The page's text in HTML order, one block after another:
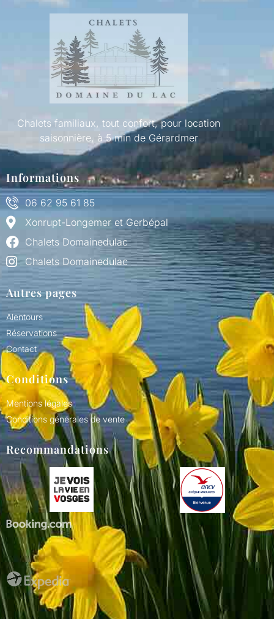
Chalets familiaux, tout confort, pour location
saisonnière, à 5 min de Gérardmer
Informations
06 62 95 61 85
Xonrupt-Longemer et Gerbépal
Chalets Domainedulac
Chalets Domainedulac
Autres pages
Alentours
Réservations
Contact
Conditions
Mentions légales
Conditions générales de vente
Recommandations